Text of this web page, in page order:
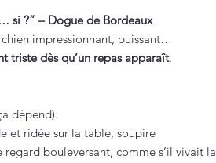
si ?” – Dogue de Bordeaux
chien impressionnant, puissant…
triste dès qu’un repas apparaît.
dépend).
et ridée sur la table, soupire
bouleversant, comme s’il vivait la